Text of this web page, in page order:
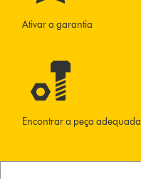
Ativar a garantia
Encontrar a peça adequada